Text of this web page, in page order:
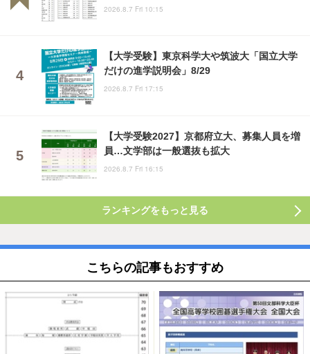
2026.8.7 Fri 10:15
【大学受験】東京科学大や筑波大「国立大学
だけの進学説明会」8/29
2026.8.7 Fri 17:15
【大学受験2027】京都府立大、募集人員を増
員…文学部は一般選抜も拡大
2026.8.7 Fri 16:15
ランキングをもっと見る
こちらの記事もおすすめ